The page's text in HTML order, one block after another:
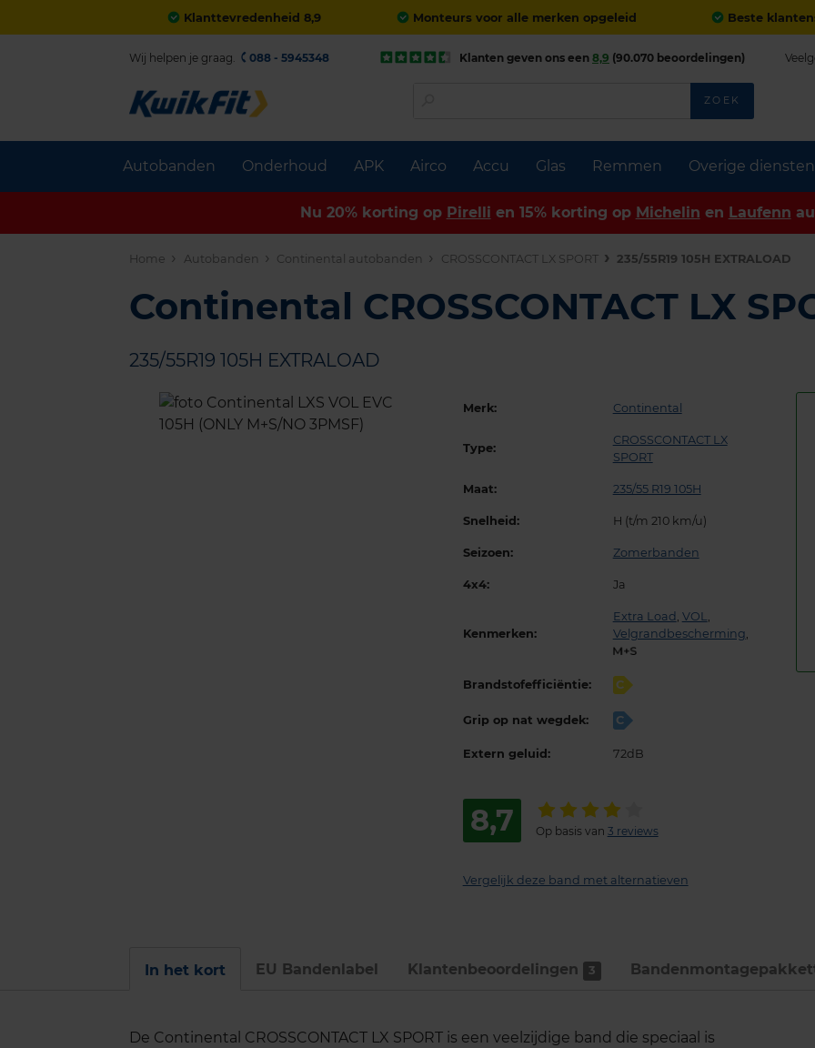
Klanttevredenheid 8,9 Monteurs voor alle merken opgeleid Beste
Autobanden Onderhoud APK Airco Accu Glas Remmen Overige diensten
Wij helpen je graag. 088 - 5945348 Klanten geven ons een 8,9 (90.070 beoordelingen)
ZOEK
Nu 20% korting op Pirelli en 15% korting op Michelin en Laufenn
Home Autobanden Continental autobanden CROSSCONTACT LX SPORT 235/55R19 105H EXTRALOAD
Continental CROSSCONTACT LX
235/55R19 105H EXTRALOAD
Merk: Continental
Type:
CROSSCONTACT LX
SPORT
Maat: 235/55 R19 105H
Snelheid: H (t/m 210 km/u)
Seizoen: Zomerbanden
4x4: Ja
Kenmerken:
Extra Load , VOL,
Velgrandbescherming,
Brandstofefficiëntie: C
Grip op nat wegdek: C
Extern geluid: 72dB
8,7 Op basis van 3 reviews
Vergelijk deze band met alternatieven
In het kort EU Bandenlabel Klantenbeoordelingen 3
De Continental CROSSCONTACT LX SPORT is een veelzijdige band die speciaal is